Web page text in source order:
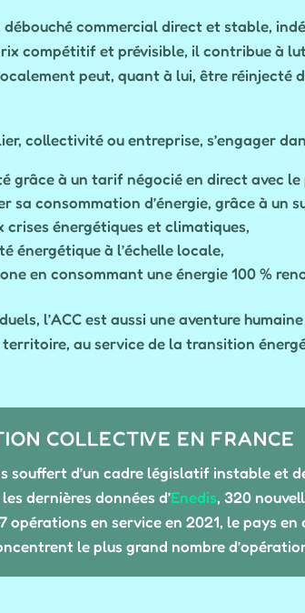
commercial direct et stable,
compétitif et prévisible, il contribue à
peut, quant à lui, être réinjecté
collectivité ou entreprise, s’engager
grâce à un tarif négocié en direct avec
sa consommation d’énergie, grâce à un
crises énergétiques et climatiques,
énergétique à l’échelle locale,
en consommant une énergie 100 %
l’ACC est aussi une aventure
au service de la transition
COLLECTIVE EN FRANCE
souffert d’un cadre législatif instable et
dernières données d’Enedis, 320
opérations en service en 2021, le pays
le plus grand nombre